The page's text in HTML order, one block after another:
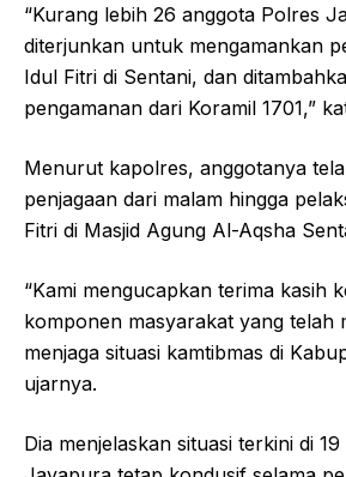
“Kurang lebih 26 anggota Polres
diterjunkan untuk mengamankan
Idul Fitri di Sentani, dan
pengamanan dari Koramil 1701,”
Menurut kapolres, anggotanya
penjagaan dari malam hingga
Fitri di Masjid Agung Al-Aqsha
“Kami mengucapkan terima kasih
komponen masyarakat yang telah
menjaga situasi kamtibmas di
ujarnya.
Dia menjelaskan situasi terkini di